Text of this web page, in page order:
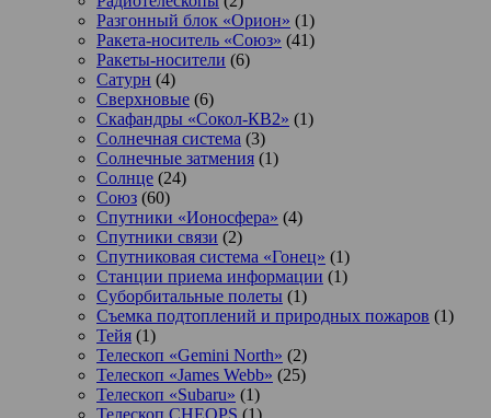
Разгонный блок «Орион» (1)
Ракета-носитель «Союз» (41)
Ракеты-носители (6)
Сатурн (4)
Сверхновые (6)
Скафандры «Сокол-КВ2» (1)
Солнечная система (3)
Солнечные затмения (1)
Солнце (24)
Союз (60)
Спутники «Ионосфера» (4)
Спутники связи (2)
Спутниковая система «Гонец» (1)
Станции приема информации (1)
Суборбитальные полеты (1)
Съемка подтоплений и природных пожаров (1)
Тейя (1)
Телескоп «Gemini North» (2)
Телескоп «James Webb» (25)
Телескоп «Subaru» (1)